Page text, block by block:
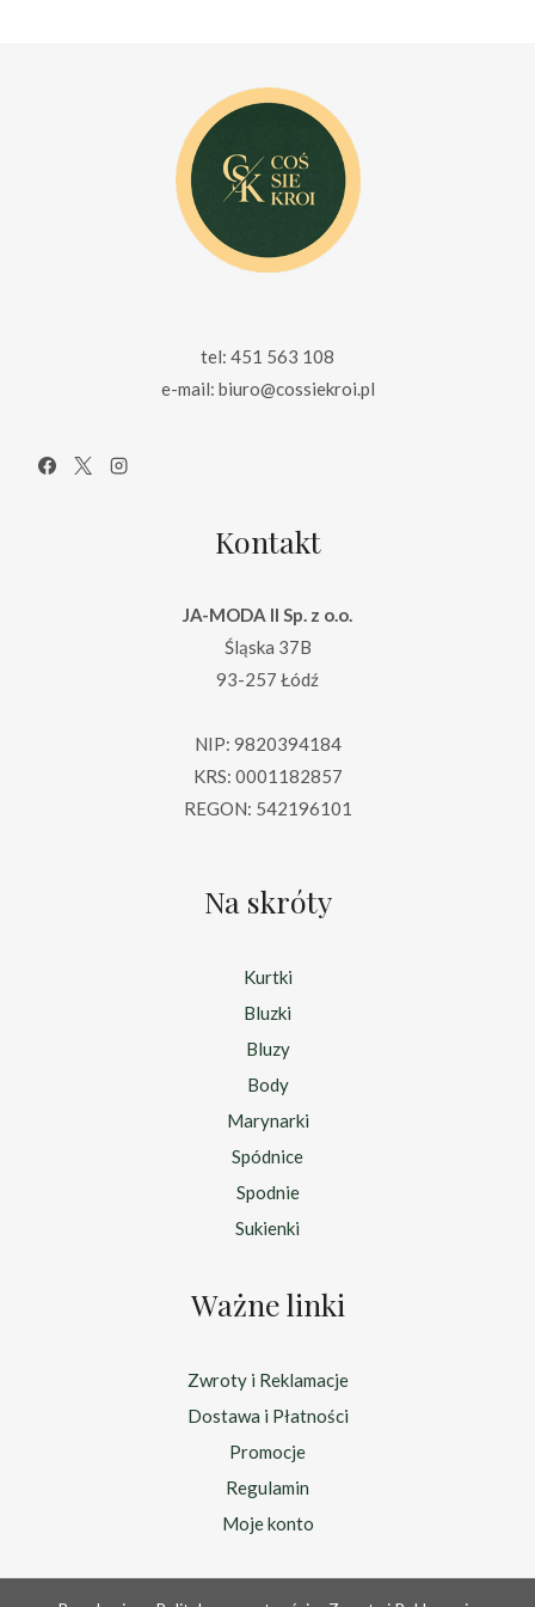
tel: 451 563 108
e-mail: biuro@cossiekroi.pl
Kontakt
JA-MODA II Sp. z o.o.
Śląska 37B
93-257 Łódź
NIP: 9820394184
KRS: 0001182857
REGON: 542196101
Na skróty
Kurtki
Bluzki
Bluzy
Body
Marynarki
Spódnice
Spodnie
Sukienki
Ważne linki
Zwroty i Reklamacje
Dostawa i Płatności
Promocje
Regulamin
Moje konto